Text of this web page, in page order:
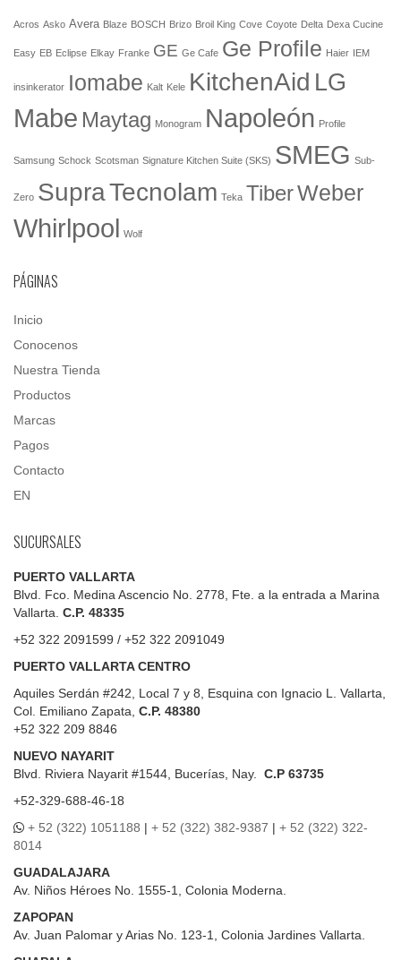
Acros Asko Avera Blaze BOSCH Brizo Broil King Cove Coyote Delta Dexa Cucine
Easy EB Eclipse Elkay Franke GE Ge Cafe Ge Profile Haier IEM
insinkerator Iomabe Kalt Kele KitchenAid LG
Mabe Maytag Monogram Napoleón Profile
Samsung Schock Scotsman Signature Kitchen Suite (SKS) SMEG Sub-
Zero SupraTecnolam Teka TiberWeber
Whirlpool Wolf
PÁGINAS
Inicio
Conocenos
Nuestra Tienda
Productos
Marcas
Pagos
Contacto
EN
SUCURSALES
PUERTO VALLARTA
Blvd. Fco. Medina Ascencio No. 2778, Fte. a la entrada a Marina
Vallarta. C.P. 48335
+52 322 2091599 / +52 322 2091049
PUERTO VALLARTA CENTRO
Aquiles Serdán #242, Local 7 y 8, Esquina con Ignacio L. Vallarta,
Col. Emiliano Zapata, C.P. 48380
+52 322 209 8846
NUEVO NAYARIT
Blvd.
Riviera Nayarit #1544, Bucerías, Nay. C.P 63735
+52-329-688-46-18
+ 52 (322) 1051188 | + 52 (322) 382-9387 | + 52 (322) 322-
8014
GUADALAJARA
Av. Niños Héroes No. 1555-1, Colonia Moderna.
ZAPOPAN
Av. Juan Palomar y Arias No. 123-1, Colonia Jardines Vallarta.